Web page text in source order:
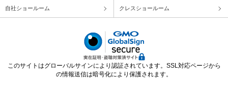
自社ショールーム クレスショールーム
このサイトはグローバルサインにより認証されています。SSL対応ページから
の情報送信は暗号化により保護されます。